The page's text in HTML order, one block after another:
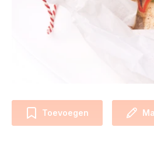
Toevoegen